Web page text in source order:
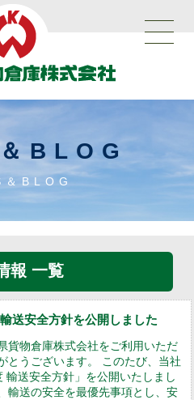
BLOG
＆BLOG
報 一覧
送安全方針を公開しました
貨物倉庫株式会社をご利用いただ
とうございます。 このたび、当社
輸送安全方針」を公開いたしまし
輸送の安全を最優先事項とし、安